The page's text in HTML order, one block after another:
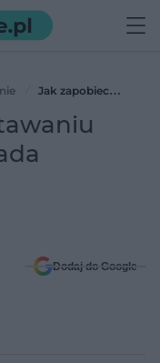
Jak zapobiec
Dodaj do Google